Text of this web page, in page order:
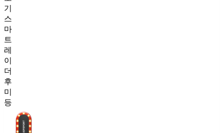
기
스
마
트
레
이
더
후
미
등